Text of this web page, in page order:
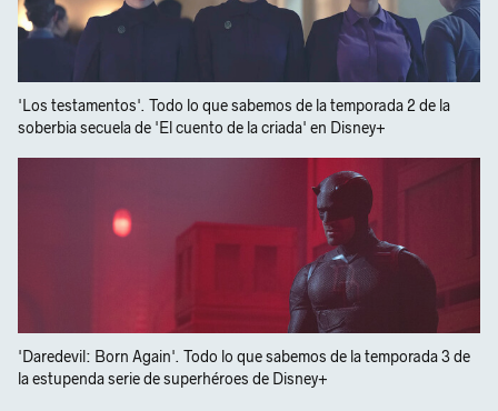
'Los testamentos'. Todo lo que sabemos de la temporada 2 de la
soberbia secuela de 'El cuento de la criada' en Disney+
'Daredevil: Born Again'. Todo lo que sabemos de la temporada 3 de
la estupenda serie de superhéroes de Disney+